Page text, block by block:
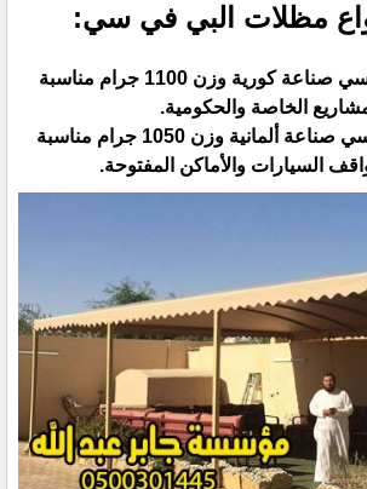
مظلات البي في سي:‏
‏1-مظلات بي في سي صناعة كورية وزن 1100 جرام مناسبة
الخاصة والحكومية.‏
‏2-مظلات بي في سي صناعة ألمانية وزن 1050 جرام مناسبة
السيارات والأماكن المفتوحة.‏